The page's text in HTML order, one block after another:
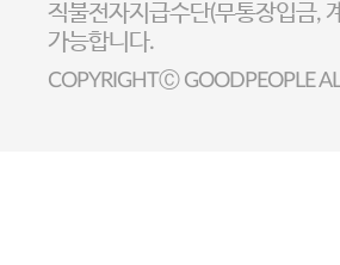
사업자정보확인
이니
직불전자지급수단(무통장입금,
가능합니다.
COPYRIGHTⒸ GOODPEOPLE